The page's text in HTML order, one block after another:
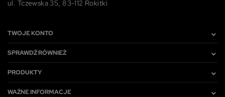
ul. Tczewska 35, 83-112 Rokitki
TWOJE KONTO
SPRAWDŹ RÓWNIEŻ
PRODUKTY
WAŻNE INFORMACJE